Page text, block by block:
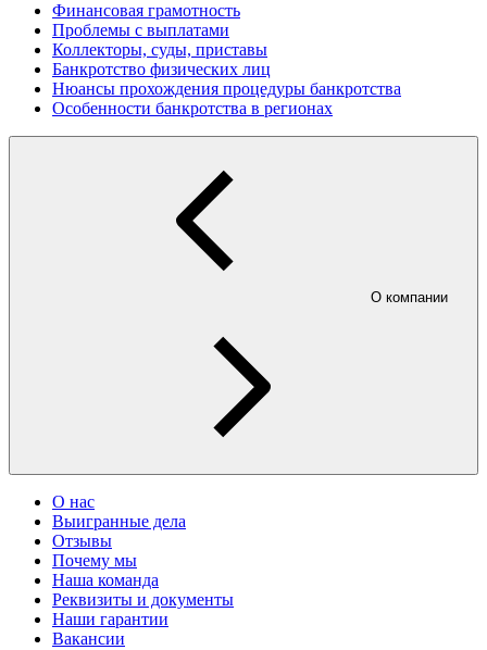
Финансовая грамотность
Проблемы с выплатами
Коллекторы, суды, приставы
Банкротство физических лиц
Нюансы прохождения процедуры банкротства
Особенности банкротства в регионах
О компании
О нас
Выигранные дела
Отзывы
Почему мы
Наша команда
Реквизиты и документы
Наши гарантии
Вакансии